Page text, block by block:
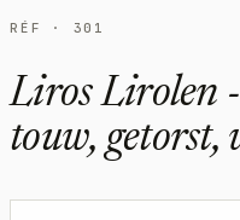
RÉF · 301
Liros Lirolen
touw,